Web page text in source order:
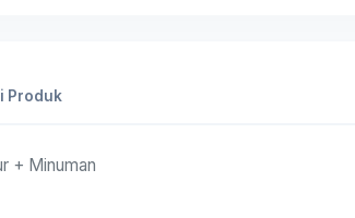
Produk
+ Minuman